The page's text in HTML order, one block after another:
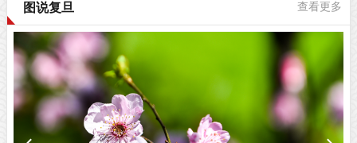
图说复旦 查看更多